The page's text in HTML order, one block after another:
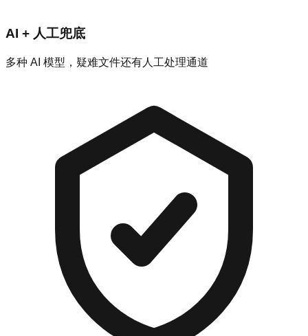
AI + 人工兜底
多种 AI 模型，疑难文件还有人工处理通道